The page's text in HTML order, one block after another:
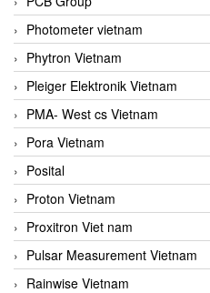
Photometer vietnam
Phytron Vietnam
Pleiger Elektronik Vietnam
PMA- West cs Vietnam
Pora Vietnam
Posital
Proton Vietnam
Proxitron Viet nam
Pulsar Measurement Vietnam
Rainwise Vietnam